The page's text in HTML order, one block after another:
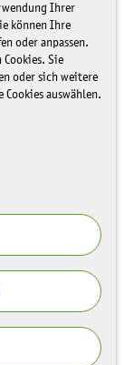
Ihrer
können Ihre
oder anpassen.
Sie
oder sich weitere
auswählen.
(LaNU)
im